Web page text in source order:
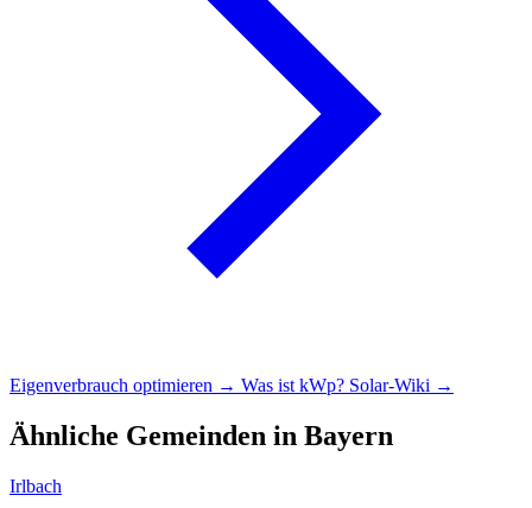
Eigenverbrauch optimieren → Was ist kWp? Solar-Wiki →
Ähnliche Gemeinden in Bayern
Irlbach